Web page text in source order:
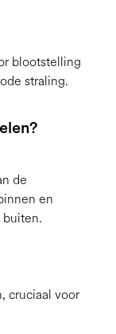
blootstelling
straling.
de
en
cruciaal voor